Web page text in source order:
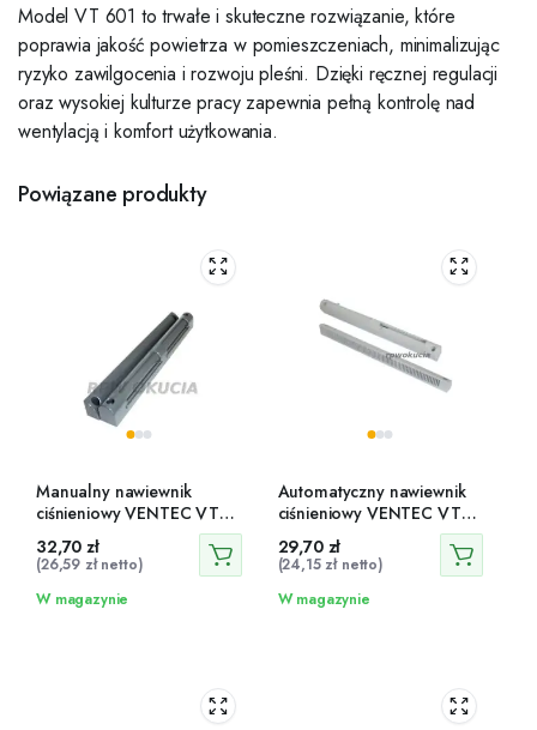
Model VT 601 to trwałe i skuteczne rozwiązanie, które
poprawia jakość powietrza w pomieszczeniach, minimalizując
ryzyko zawilgocenia i rozwoju pleśni. Dzięki ręcznej regulacji
oraz wysokiej kulturze pracy zapewnia pełną kontrolę nad
wentylacją i komfort użytkowania.
Powiązane produkty
Manualny nawiewnik
ciśnieniowy VENTEC VT
624
32,70zł
(26,59 złnetto)
W magazynie
Automatyczny nawiewnik
ciśnieniowy VENTEC VT
201
29,70 zł
(24,15 złnetto)
W magazynie